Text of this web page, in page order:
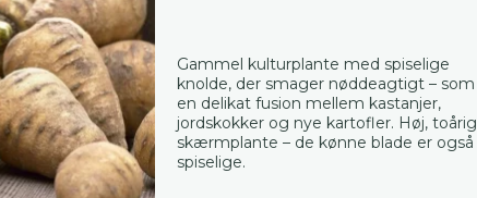
Gammel kulturplante med spiselige
knolde, der smager nøddeagtigt – som
en delikat fusion mellem kastanjer,
jordskokker og nye kartofler. Høj, toårig
skærmplante – de kønne blade er også
spiselige.